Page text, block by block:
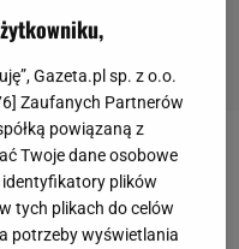
w
mieliśmy w
poprzednich
Gazeta.pl sp. z o.o.
] Zaufanych Partnerów
powiązaną z
Twoje dane osobowe
identyfikatory plików
tych plikach do celów
potrzeby wyświetlania